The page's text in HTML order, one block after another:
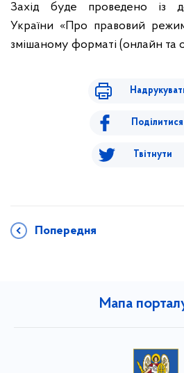
Захід буде проведено із
України «Про правовий
змішаному форматі (онлайн та
Поділитися
Твітнути
Попередня
Мапа